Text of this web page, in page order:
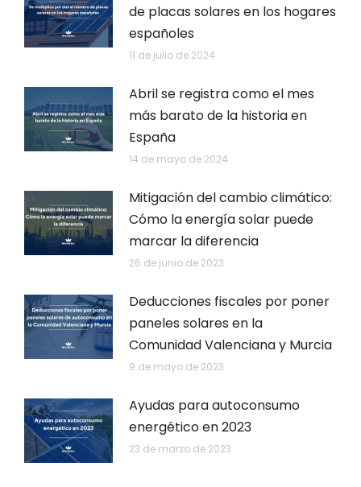
de placas solares en los hogares
españoles
11 de julio de 2024
Abril se registra como el mes
más barato de la historia en
España
14 de mayo de 2024
Mitigación del cambio climático:
Cómo la energía solar puede
marcar la diferencia
26 de junio de 2023
Deducciones fiscales por poner
paneles solares en la
Comunidad Valenciana y Murcia
9 de mayo de 2023
Ayudas para autoconsumo
energético en 2023
23 de marzo de 2023